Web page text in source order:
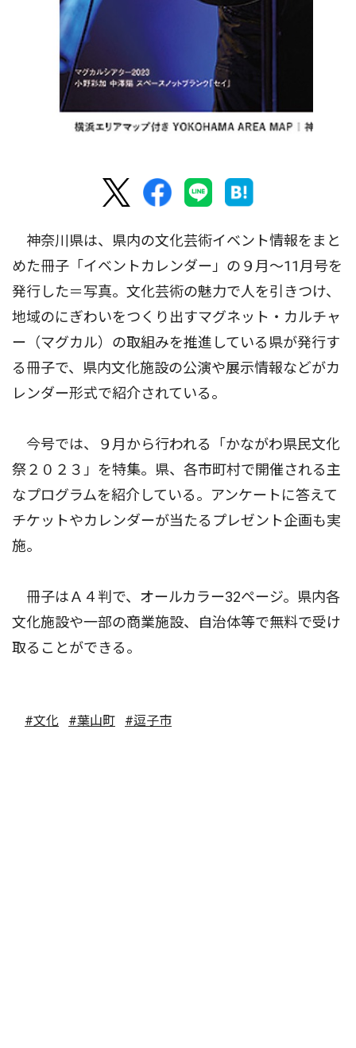
神奈川県は、県内の文化芸術イベント情報をまと
めた冊子「イベントカレンダー」の９月〜11月号を
発行した＝写真。文化芸術の魅力で人を引きつけ、
地域のにぎわいをつくり出すマグネット・カルチャ
ー（マグカル）の取組みを推進している県が発行す
る冊子で、県内文化施設の公演や展示情報などがカ
レンダー形式で紹介されている。
今号では、９月から行われる「かながわ県民文化
祭２０２３」を特集。県、各市町村で開催される主
なプログラムを紹介している。アンケートに答えて
チケットやカレンダーが当たるプレゼント企画も実
施。
冊子はＡ４判で、オールカラー32ページ。県内各
文化施設や一部の商業施設、自治体等で無料で受け
取ることができる。
#文化 #葉山町 #逗子市